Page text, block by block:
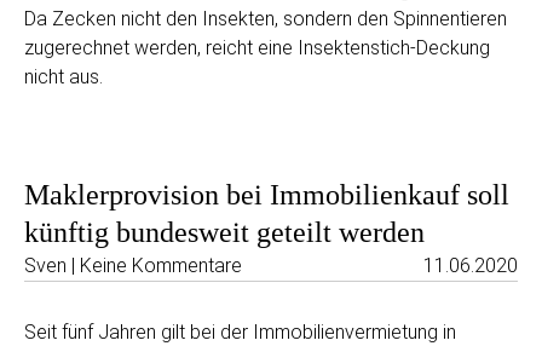
Da Zecken nicht den Insekten, sondern den Spinnentieren
zugerechnet werden, reicht eine Insektenstich-Deckung
nicht aus.
Maklerprovision bei Immobilienkauf soll
künftig bundesweit geteilt werden
Sven | Keine Kommentare 11.06.2020
Seit fünf Jahren gilt bei der Immobilienvermietung in